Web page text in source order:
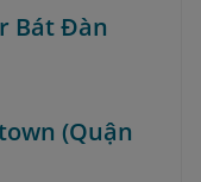
Bát Đàn
(Quận